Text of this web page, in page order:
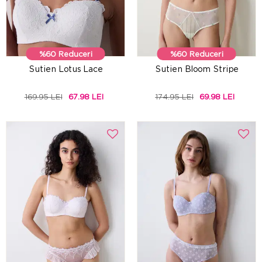
%60 Reduceri
Sutien Lotus Lace
169.95 LEI 67.98 LEI
%60 Reduceri
Sutien Bloom Stripe
174.95 LEI 69.98 LEI